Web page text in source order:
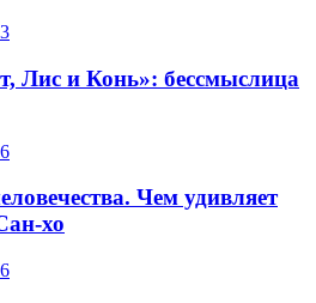
Лис и Конь»: бессмыслица
Чем удивляет
хо